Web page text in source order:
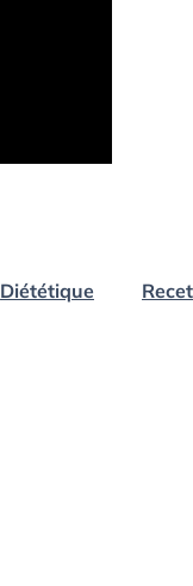
Diététique